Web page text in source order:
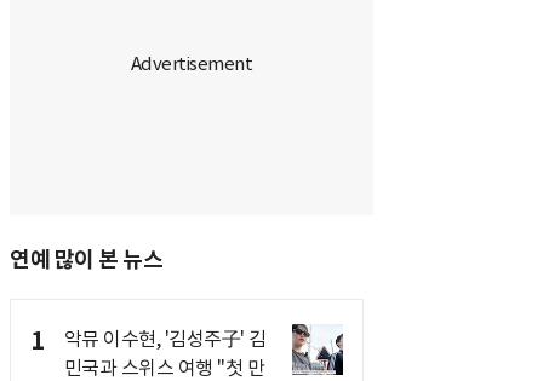
연예 많이 본 뉴스
1
악뮤 이수현, '김성주子' 김
민국과 스위스 여행 "첫 만